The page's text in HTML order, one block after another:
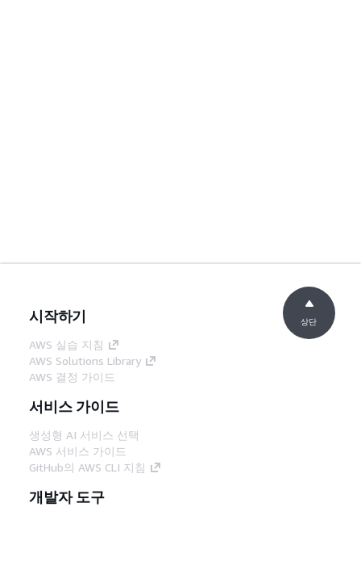
시작하기
AWS 실습 지침
AWS Solutions Library
AWS 결정 가이드
서비스 가이드
생성형 AI 서비스 선택
AWS 서비스 가이드
GitHub의 AWS CLI 지침
개발자 도구
상단